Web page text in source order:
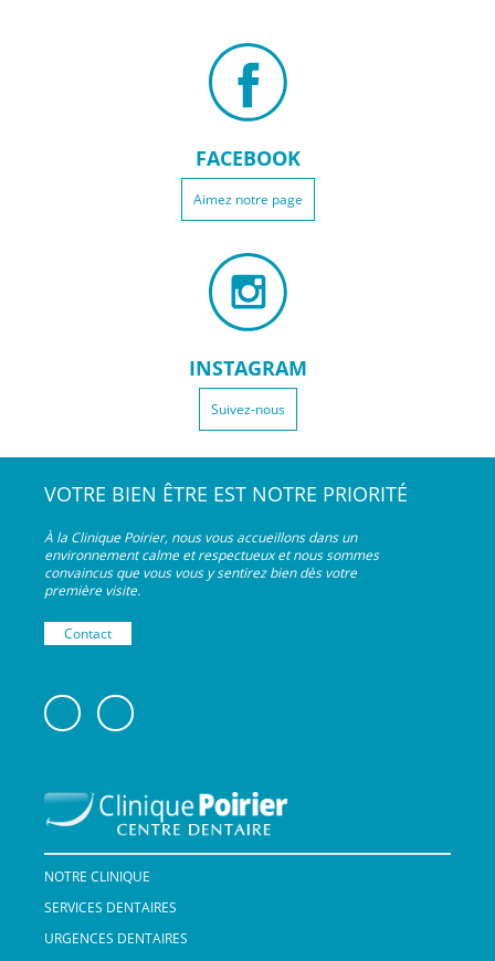
FACEBOOK
Aimez notre page
INSTAGRAM
Suivez-nous
VOTRE BIEN ÊTRE EST NOTRE PRIORITÉ
À la Clinique Poirier, nous vous accueillons dans un
environnement calme et respectueux et nous sommes
convaincus que vous vous y sentirez bien dès votre
première visite.
Contact
NOTRE CLINIQUE
SERVICES DENTAIRES
URGENCES DENTAIRES